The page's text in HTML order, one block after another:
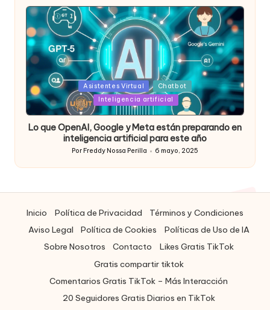
Posted
in
Asistentes Virtual
Chatbot
Inteligencia artificial
Lo que OpenAI, Google y Meta están preparando en
inteligencia artificial para este año
Publicado
por
Por Freddy Nossa Perilla 6 mayo, 2025
Inicio Política de Privacidad
Términos y Condiciones
Aviso Legal
Política de Cookies
Políticas de Uso de IA
Sobre Nosotros
Contacto
Likes Gratis TikTok
Gratis compartir tiktok
Comentarios Gratis TikTok – Más Interacción
20 Seguidores Gratis Diarios en TikTok